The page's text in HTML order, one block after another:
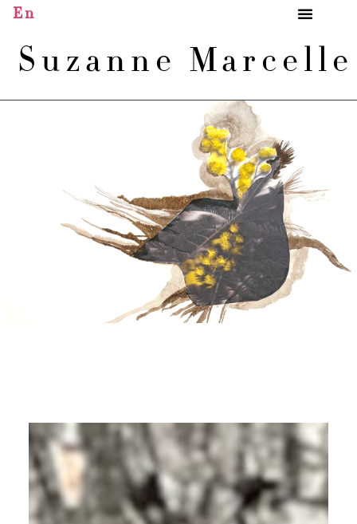
Suzanne
En